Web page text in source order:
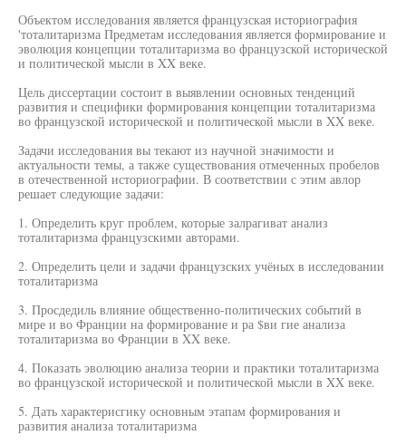
Объектом исследования является французская историография
'тоталитаризма Предметам исследования является формирование и
эволюция концепции тоталитаризма во французской исторической
и политической мысли в XX веке.
Цель диссертации состоит в выявлении основных тенденций
развития и специфики формирования концепции тоталитаризма
во французской исторической и политической мысли в XX веке.
Задачи исследования вы текают из научной значимости и
актуальности темы, а также существования отмеченных пробелов
в отечественной историографии. В соответствии с этим авлор
решает следующие задачи:
1. Определить круг проблем, которые залрагиват анализ
тоталитаризма французскими авторами.
2. Определить цели и задачи французских учёных в исследовании
тоталитаризма
3. Просдедиль влияние общественно-политических событий в
мире и во Франции на формирование и ра $ви гие анализа
тоталитаризма во Франции в XX веке.
4. Показать эволюцию анализа теории и практики тоталитаризма
во французской исторической и политической мысли в XX веке.
5. Дать характерисгику основным этапам формирования и
развития анализа тоталитаризма